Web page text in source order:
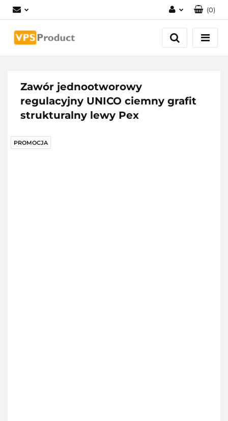
Zaloguj się
Zarejestruj się
(0)
Zawór jednootworowy
regulacyjny UNICO ciemny grafit
strukturalny lewy Pex
PROMOCJA